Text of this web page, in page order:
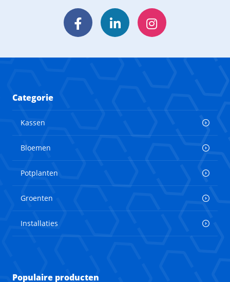
FacebookLinkedInInstagram
Categorie
Kassen
Bloemen
Potplanten
Groenten
Installaties
Populaire producten